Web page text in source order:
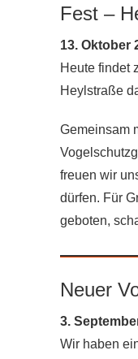
Fest –
13. Oktober
Heute findet
Heylstraße
Gemeinsam
freuen wir
dürfen. Für
geboten,
Neuer
3.
Wir haben